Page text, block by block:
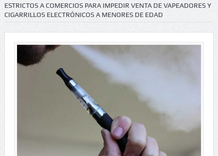
ESTRICTOS A COMERCIOS PARA IMPEDIR VENTA DE VAPEADORES Y
CIGARRILLOS ELECTRÓNICOS A MENORES DE EDAD